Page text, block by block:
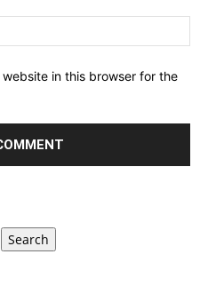
in this browser for the
Search